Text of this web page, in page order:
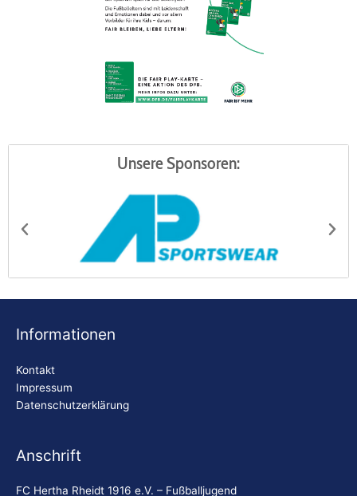
Unsere Sponsoren:
AP Sportswear
Informationen
Kontakt
Impressum
Datenschutzerklärung
Anschrift
FC Hertha Rheidt 1916 e.V. – Fußballjugend